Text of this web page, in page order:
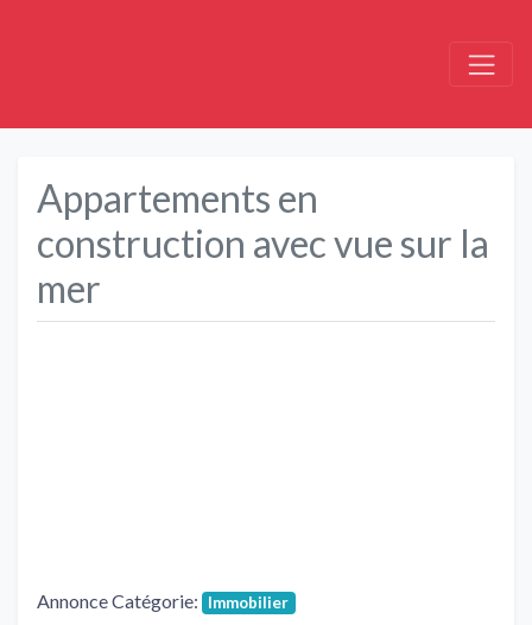
Appartements en
construction avec vue sur la
mer
Annonce Catégorie: Immobilier